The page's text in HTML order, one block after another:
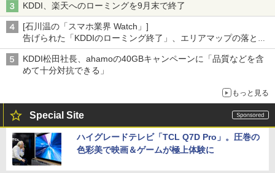
KDDI、楽天へのローミングを9月末で終了
[石川温の「スマホ業界 Watch」]
告げられた「KDDIのローミング終了」、エリアマップの落とし
穴と楽天モバイルの課題
KDDI松田社長、ahamoの40GBキャンペーンに「品質などを含
めて十分対抗できる」
もっと見る
Special Site
ハイグレードテレビ「TCL Q7D Pro」。圧巻の
色彩美で映画＆ゲームが極上体験に